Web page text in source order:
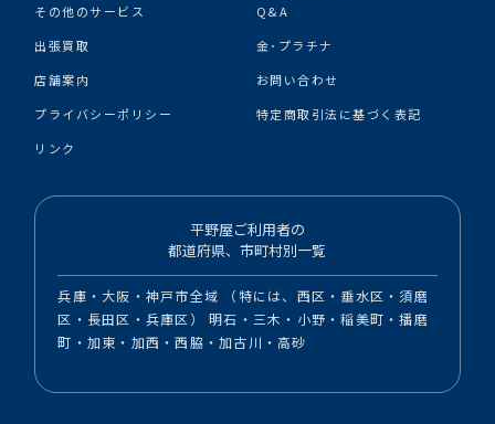
その他のサービス
Q&A
出張買取
金･プラチナ
店舗案内
お問い合わせ
プライバシーポリシー
特定商取引法に基づく表記
リンク
平野屋ご利用者の
都道府県、市町村別一覧
兵庫・大阪・神戸市全域 （特には、西区・垂水区・須磨
区・長田区・兵庫区） 明石・三木・小野・稲美町・播磨
町・加東・加西・西脇・加古川・高砂